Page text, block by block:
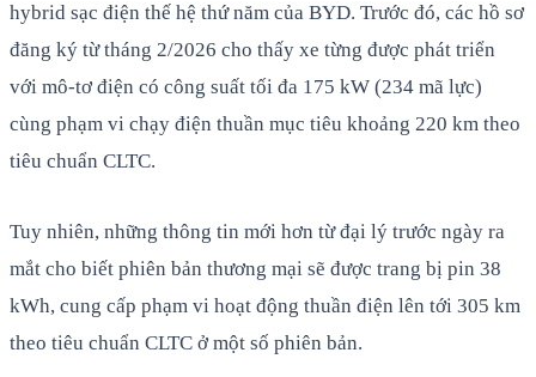
hybrid sạc điện thế hệ thứ năm của BYD. Trước đó, các hồ sơ
đăng ký từ tháng 2/2026 cho thấy xe từng được phát triển
với mô-tơ điện có công suất tối đa 175 kW (234 mã lực)
cùng phạm vi chạy điện thuần mục tiêu khoảng 220 km theo
tiêu chuẩn CLTC.
Tuy nhiên, những thông tin mới hơn từ đại lý trước ngày ra
mắt cho biết phiên bản thương mại sẽ được trang bị pin 38
kWh, cung cấp phạm vi hoạt động thuần điện lên tới 305 km
theo tiêu chuẩn CLTC ở một số phiên bản.